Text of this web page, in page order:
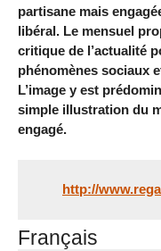
partisane mais
libéral. Le mensuel
critique de l’actualité
phénomènes sociaux
L’image y est
simple illustration du
engagé.
http://
Français